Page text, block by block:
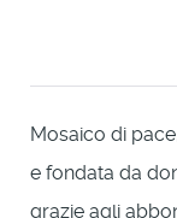
Mosaico di
e fondata da
grazie agli